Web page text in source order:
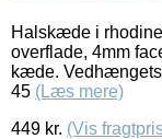
Halskæde i
overflade, 4mm
kæde.
45 (Læs mere)
449 kr. (Vis